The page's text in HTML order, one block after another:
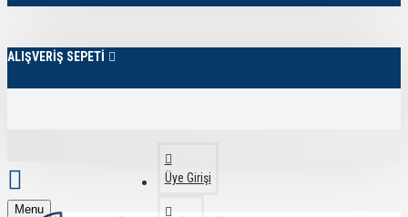
ALIŞVERİŞ SEPETİ
Üye Girişi
Menu